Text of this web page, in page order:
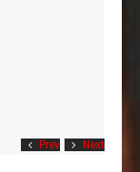
Prev Next